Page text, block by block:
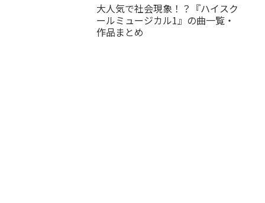
大人気で社会現象！？『ハイスク
ールミュージカル1』の曲一覧・
作品まとめ